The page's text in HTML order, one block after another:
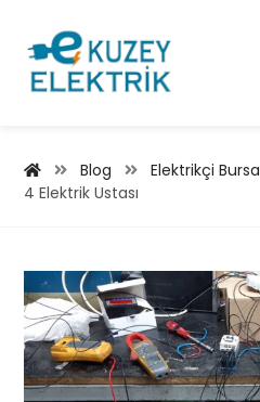
Blog Elektrikçi Bursa
4 Elektrik Ustası